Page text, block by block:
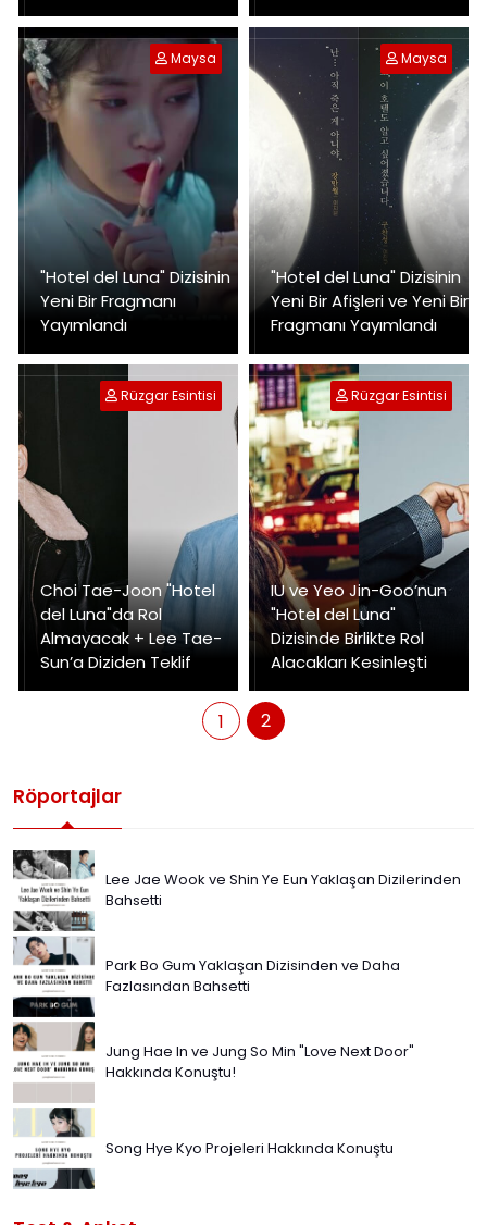
"Hotel del Luna" Dizisinin
Yeni Bir Fragmanı
Yayımlandı
Maysa
"Hotel del Luna" Dizisinin
Yeni Bir Afişleri ve Yeni Bir
Fragmanı Yayımlandı
Maysa
Choi Tae-Joon "Hotel
del Luna"da Rol
Almayacak + Lee Tae-
Sun’a Diziden Teklif
Rüzgar Esintisi
IU ve Yeo Jin-Goo’nun
"Hotel del Luna"
Dizisinde Birlikte Rol
Alacakları Kesinleşti
Rüzgar Esintisi
1 2
Röportajlar
Lee Jae Wook ve Shin Ye Eun Yaklaşan Dizilerinden
Bahsetti
Park Bo Gum Yaklaşan Dizisinden ve Daha
Fazlasından Bahsetti
Jung Hae In ve Jung So Min "Love Next Door"
Hakkında Konuştu!
Song Hye Kyo Projeleri Hakkında Konuştu